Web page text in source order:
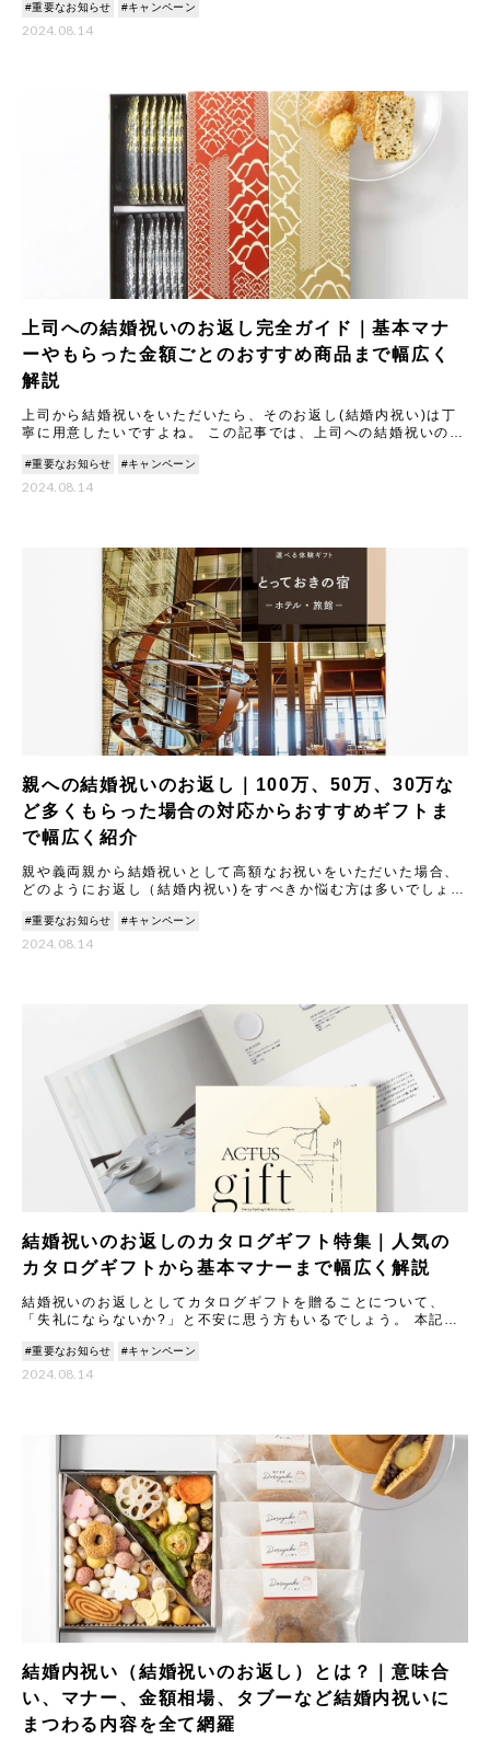
にな
#重要なお知らせ #キャンペーン
2024.08.14
上司への結婚祝いのお返し完全ガイド｜基本マナ
ーやもらった金額ごとのおすすめ商品まで幅広く
解説
上司から結婚祝いをいただいたら、そのお返し(結婚内祝い)は丁
寧に用意したいですよね。 この記事では、上司への結婚祝いのお
ギ
#重要なお知らせ #キャンペーン
2024.08.14
親への結婚祝いのお返し｜100万、50万、30万な
ど多くもらった場合の対応からおすすめギフトま
で幅広く紹介
親や義両親から結婚祝いとして高額なお祝いをいただいた場合、
どのようにお返し（結婚内祝い)をすべきか悩む方は多いでしょ
100
#重要なお知らせ #キャンペーン
2024.08.14
結婚祝いのお返しのカタログギフト特集｜人気の
カタログギフトから基本マナーまで幅広く解説
結婚祝いのお返しとしてカタログギフトを贈ることについて、
「失礼にならないか?」と不安に思う方もいるでしょう。 本記事
ます。
#重要なお知らせ #キャンペーン
2024.08.14
結婚内祝い（結婚祝いのお返し）とは？｜意味合
い、マナー、金額相場、タブーなど結婚内祝いに
まつわる内容を全て網羅